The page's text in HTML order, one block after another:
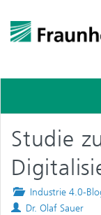
Studie
Posted
in
Industrie 4.0-
Authors
Dr. Olaf Sauer